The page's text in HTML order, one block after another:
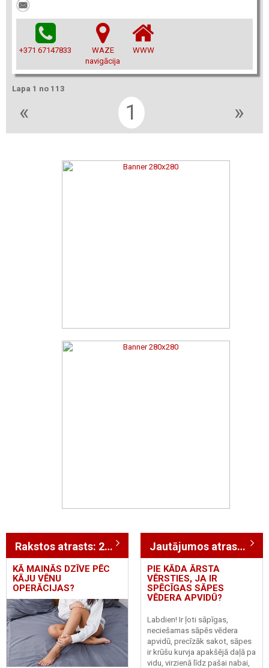
+371 67147833
WAZE
navigācija
WWW
Lapa 1 no 113
« 1 »
Rakstos atrasts: 229
KĀ MAINĀS DZĪVE PĒC
KĀJU VĒNU
OPERĀCIJAS?
Jautājumos atrasts: 5724
PIE KĀDA ĀRSTA
VĒRSTIES, JA IR
SPĒCĪGAS SĀPES
VĒDERA APVIDŪ?
Labdien! Ir ļoti sāpīgas,
neciešamas sāpēs vēdera
apvidū, precīzāk sakot, sāpes
ir krūšu kurvja apakšējā daļā pa
vidu, virzienā līdz pašai nabai,